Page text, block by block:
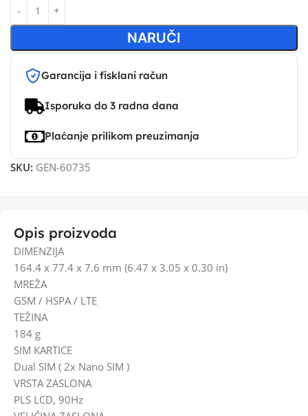
NARUČI
Garancija i fisklani račun
Isporuka do 3 radna dana
Plaćanje prilikom preuzimanja
SKU: GEN-60735
Opis proizvoda
DIMENZIJA
164.4 x 77.4 x 7.6 mm (6.47 x 3.05 x 0.30 in)
MREŽA
GSM / HSPA / LTE
TEŽINA
184 g
SIM KARTICE
Dual SIM ( 2x Nano SIM )
VRSTA ZASLONA
PLS LCD, 90Hz